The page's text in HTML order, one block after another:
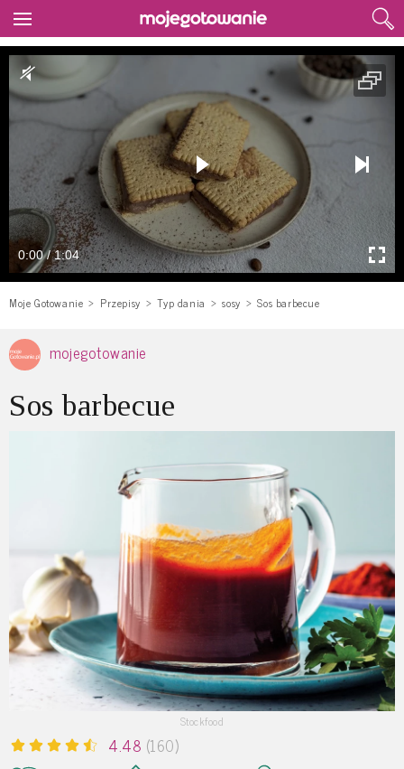
0:00 / 1:04
Moje Gotowanie Przepisy Typ dania sosy Sos barbecue
mojegotowanie
Sos barbecue
Stockfood
4.48 (160)